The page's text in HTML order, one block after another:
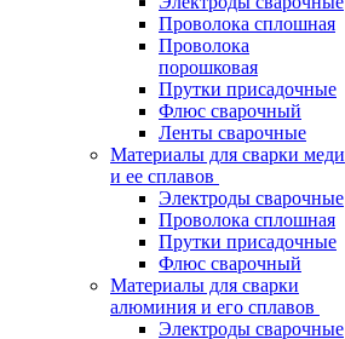
Проволока сплошная
Проволока
порошковая
Прутки присадочные
Флюс сварочный
Ленты сварочные
Материалы для сварки меди
и ее сплавов
Электроды сварочные
Проволока сплошная
Прутки присадочные
Флюс сварочный
Материалы для сварки
алюминия и его сплавов
Электроды сварочные